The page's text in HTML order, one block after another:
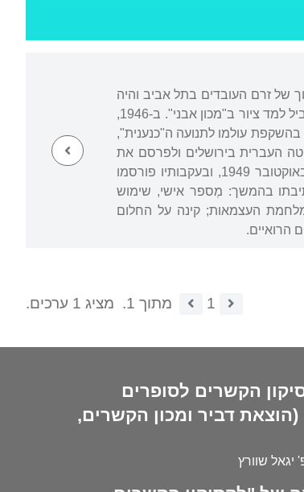
של זרם העובדים בתל אביב והיה
חבר בתנועת "השומר הצעיר". בהיותו בן שש-עשרה עזב את הלימודים והחל לעבוד במוסך ובבניין, ובמקביל למד ציור ב"מכון אבני". ב-1946,
עולמו לתנועה ה"כנענית",
העברית בירושלים ולפרסם את
סיפוריו הקצרים הראשונים בכתב העת "אל"ף" בעריכת אהרן אמיר. ראשון סיפוריו, "המשתה", נדפס באוקטובר 1949, ובעקבותיו פורסמו
בהמשך: מְספר אישי, שימוש
מלחמת העצמאות; קינה על החלום
הרואיים.
1 מתוך 1. מציג 1 ערכים.
הקשרים לסופרים
דביר ומכון הקשרים,
יגאל שוורץ